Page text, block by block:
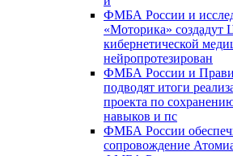
ФМБА России и
«Моторика» создадут
кибернетической
нейропротезирован
ФМБА России и
подводят итоги
проекта по
навыков и пс
ФМБА России
сопровождение